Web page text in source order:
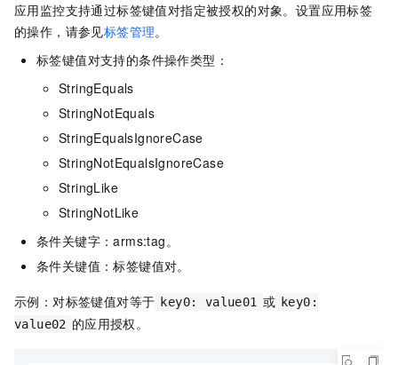
应用监控支持通过标签键值对指定被授权的对象。设置应用标签
的操作，请参见标签管理。
标签键值对支持的条件操作类型：
StringEquals
StringNotEquals
StringEqualsIgnoreCase
StringNotEqualsIgnoreCase
StringLike
StringNotLike
条件关键字：arms:tag。
条件关键值：标签键值对。
示例：对标签键值对等于 key0: value01 或 key0:
value02 的应用授权。